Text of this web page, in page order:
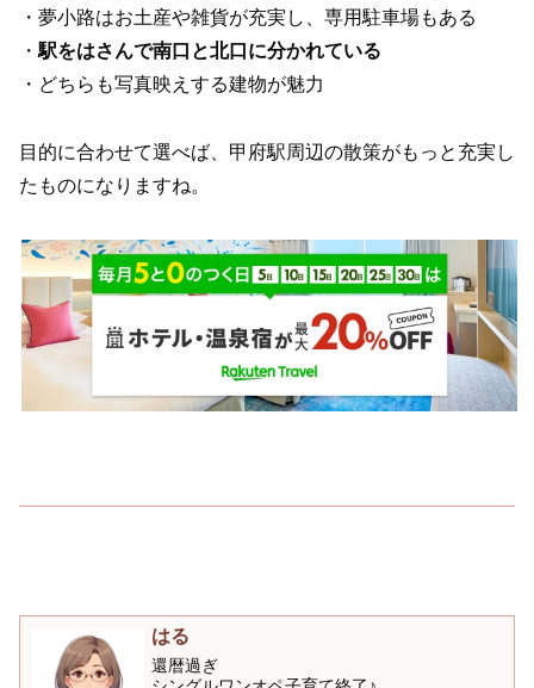
・夢小路はお土産や雑貨が充実し、専用駐車場もある
・駅をはさんで南口と北口に分かれている
・どちらも写真映えする建物が魅力
目的に合わせて選べば、甲府駅周辺の散策がもっと充実し
たものになりますね。
はる
還暦過ぎ